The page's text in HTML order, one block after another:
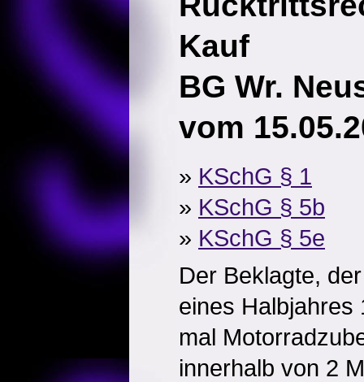
Kauf
BG Wr.
vom
» KSchG § 1
» KSchG § 5b
» KSchG § 5e
Der Beklagte,
eines Halbjahres
mal
innerhalb von 2